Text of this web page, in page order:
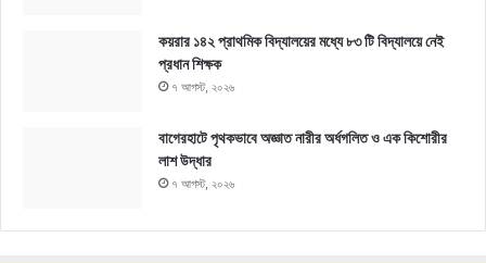
কয়রার ১৪২ প্রাথমিক বিদ্যালয়ের মধ্যে ৮৩ টি বিদ্যালয়ে নেই
প্রধান শিক্ষক
৭ আগস্ট, ২০২৬
বাগেরহাটে পৃথকভাবে অজ্ঞাত নারীর অর্ধগলিত ও এক কিশোরীর
লাশ উদ্ধার
৭ আগস্ট, ২০২৬